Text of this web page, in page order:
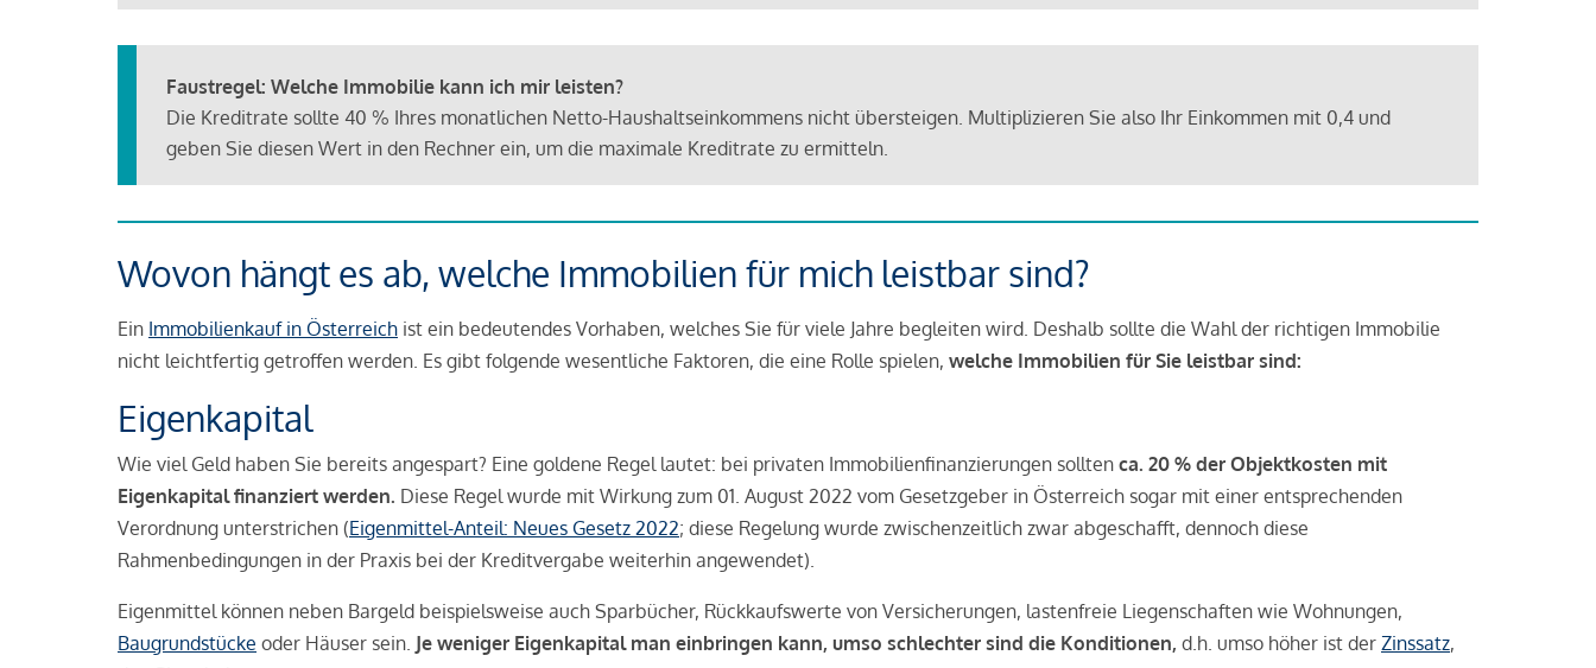
Faustregel: Welche Immobilie kann ich mir leisten?
Die Kreditrate sollte 40 % Ihres monatlichen Netto-Haushaltseinkommens nicht übersteigen. Multiplizieren Sie also Ihr Einkommen mit 0,4 und
geben Sie diesen Wert in den Rechner ein, um die maximale Kreditrate zu ermitteln.
Wovon hängt es ab, welche Immobilien für mich leistbar sind?
Ein Immobilienkauf in Österreich ist ein bedeutendes Vorhaben, welches Sie für viele Jahre begleiten wird. Deshalb sollte die Wahl der richtigen Immobilie
nicht leichtfertig getroffen werden. Es gibt folgende wesentliche Faktoren, die eine Rolle spielen, welche Immobilien für Sie leistbar sind:
Eigenkapital
Wie viel Geld haben Sie bereits angespart? Eine goldene Regel lautet: bei privaten Immobilienfinanzierungen sollten ca. 20 % der Objektkosten mit
Eigenkapital finanziert werden. Diese Regel wurde mit Wirkung zum 01. August 2022 vom Gesetzgeber in Österreich sogar mit einer entsprechenden
Verordnung unterstrichen (Eigenmittel-Anteil: Neues Gesetz 2022; diese Regelung wurde zwischenzeitlich zwar abgeschafft, dennoch diese
Rahmenbedingungen in der Praxis bei der Kreditvergabe weiterhin angewendet).
Eigenmittel können neben Bargeld beispielsweise auch Sparbücher, Rückkaufswerte von Versicherungen, lastenfreie Liegenschaften wie Wohnungen,
Baugrundstücke oder Häuser sein. Je weniger Eigenkapital man einbringen kann, umso schlechter sind die Konditionen, d.h. umso höher ist der Zinssatz,